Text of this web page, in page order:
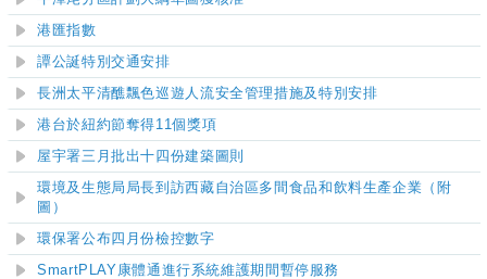
港匯指數
譚公誕特別交通安排
長洲太平清醮飄色巡遊人流安全管理措施及特別安排
港台於紐約節奪得11個獎項
屋宇署三月批出十四份建築圖則
環境及生態局局長到訪西藏自治區多間食品和飲料生產企業（附
圖）
環保署公布四月份檢控數字
SmartPLAY康體通進行系統維護期間暫停服務